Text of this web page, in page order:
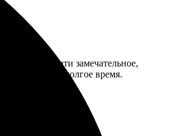
печати замечательное,
клиентом на долгое время.